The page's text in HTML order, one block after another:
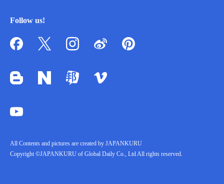
Follow us!
All Contents and pictures are created by JAPANKURU
Copyright ©JAPANKURU of Global Daily Co., Ltd All rights reserved.